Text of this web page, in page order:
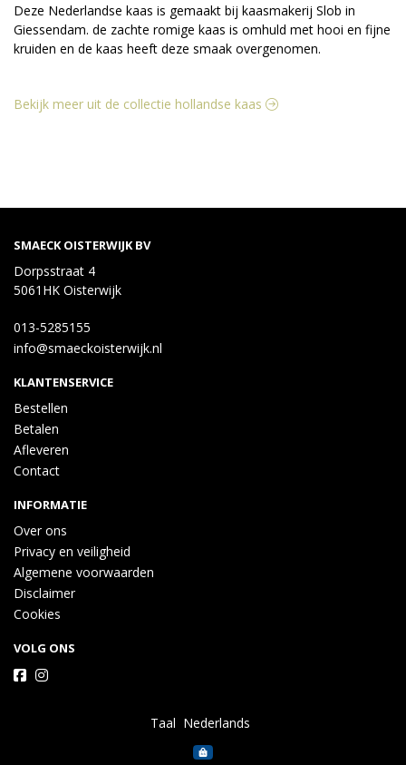
Deze Nederlandse kaas is gemaakt bij kaasmakerij Slob in
Giessendam. de zachte romige kaas is omhuld met hooi en fijne
kruiden en de kaas heeft deze smaak overgenomen.
Bekijk meer uit de collectie hollandse kaas
SMAECK OISTERWIJK BV
Dorpsstraat 4
5061HK Oisterwijk
013-5285155
info@smaeckoisterwijk.nl
KLANTENSERVICE
Bestellen
Betalen
Afleveren
Contact
INFORMATIE
Over ons
Privacy en veiligheid
Algemene voorwaarden
Disclaimer
Cookies
VOLG ONS
Taal